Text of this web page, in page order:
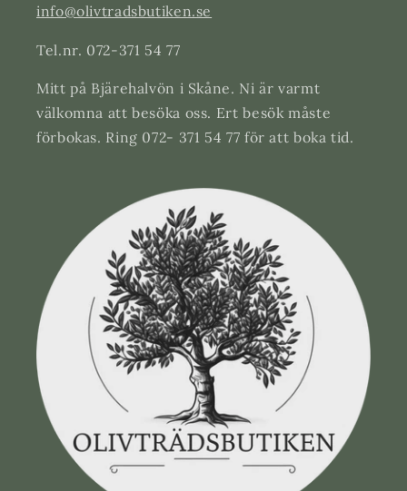
info@olivtradsbutiken.se
Tel.nr. 072-371 54 77
Mitt på Bjärehalvön i Skåne. Ni är varmt
välkomna att besöka oss. Ert besök måste
förbokas. Ring 072- 371 54 77 för att boka tid.